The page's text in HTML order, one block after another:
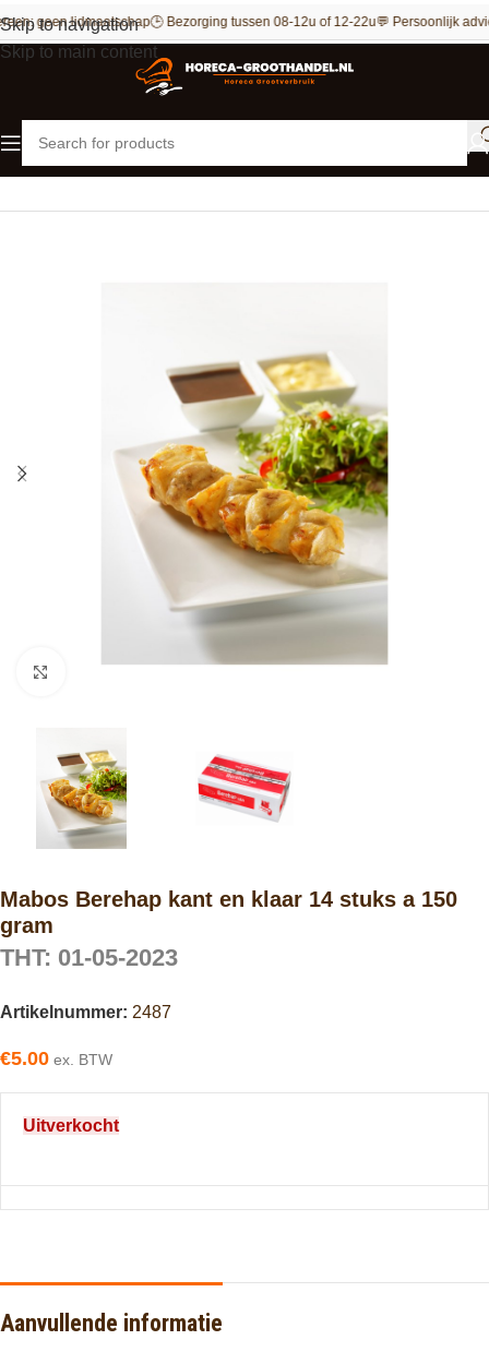
Skip to navigation
Skip to main content
geen lidmaatschap🕒 Bezorging tussen 08-12u of 12-22u💬 Persoonlijk
Home Outlet
Mabos Berehap kant en klaar 14 stuks a 150
gram
THT: 01-05-2023
Artikelnummer: 2487
€5.00 ex. BTW
Uitverkocht
Aanvullende informatie